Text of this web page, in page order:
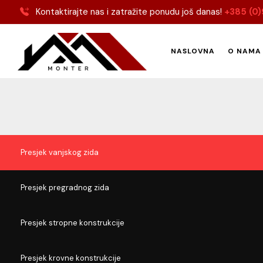
Kontaktirajte nas i zatražite ponudu još danas! +385
NASLOVNA O NAMA
Presjek vanjskog zida
Presjek pregradnog zida
Presjek stropne konstrukcije
Presjek krovne konstrukcije